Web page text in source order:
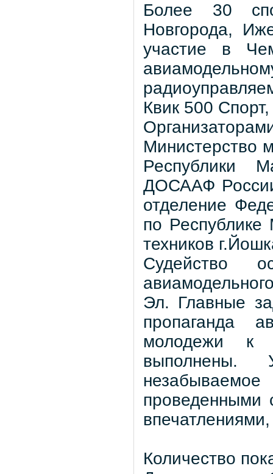
Более 30
Новгорода,
участие в
Квик 500
Министерство
Республики
ДОСААФ
отделение
по
техников
Судейство
Эл. Главные
пропаганда
молодежи к
выполнены.
проведенными
Количество